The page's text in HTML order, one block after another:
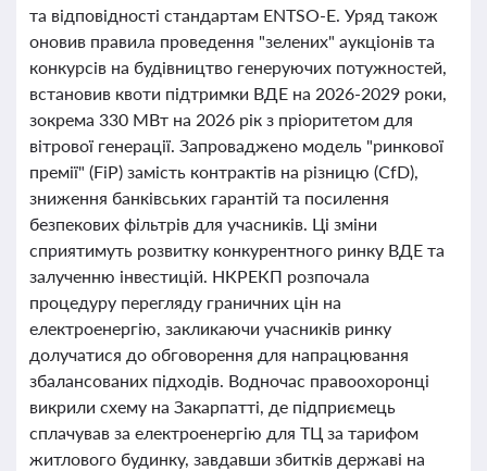
та відповідності стандартам ENTSO-E. Уряд також
оновив правила проведення "зелених" аукціонів та
конкурсів на будівництво генеруючих потужностей,
встановив квоти підтримки ВДЕ на 2026-2029 роки,
зокрема 330 МВт на 2026 рік з пріоритетом для
вітрової генерації. Запроваджено модель "ринкової
премії" (FiP) замість контрактів на різницю (CfD),
зниження банківських гарантій та посилення
безпекових фільтрів для учасників. Ці зміни
сприятимуть розвитку конкурентного ринку ВДЕ та
залученню інвестицій. НКРЕКП розпочала
процедуру перегляду граничних цін на
електроенергію, закликаючи учасників ринку
долучатися до обговорення для напрацювання
збалансованих підходів. Водночас правоохоронці
викрили схему на Закарпатті, де підприємець
сплачував за електроенергію для ТЦ за тарифом
житлового будинку, завдавши збитків державі на